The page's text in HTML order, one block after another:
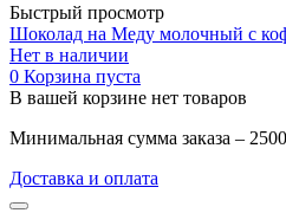
Быстрый просмотр
Шоколад на Меду молочный с
Нет в наличии
0 Корзина пуста
В вашей корзине нет товаров
Минимальная сумма заказа –
Доставка и оплата